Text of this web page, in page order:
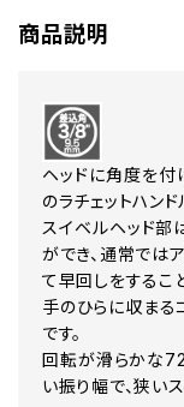
商品説明
ヘッドに角度を
のラチェットハンド
スイベルヘッド部
ができ、通常では
て早回しをするこ
手のひらに収まる
です。
回転が滑らかな72
い振り幅で、狭い